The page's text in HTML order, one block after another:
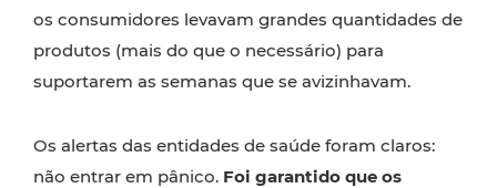
os consumidores levavam grandes quantidades de
produtos (mais do que o necessário) para
suportarem as semanas que se avizinhavam.
Os alertas das entidades de saúde foram claros:
não entrar em pânico. Foi garantido que os